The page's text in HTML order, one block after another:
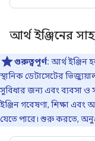
আর্থ ইঞ্জিনের
গুরুত্বপূর্ণ: আর্থ ইঞ্জিন
স্থানিক ডেটাসেটের
সুবিধার জন্য এবং ব্যবসা ও
ইঞ্জিন গবেষণা, শিক্ষা
যেতে পারে। শুরু করতে,